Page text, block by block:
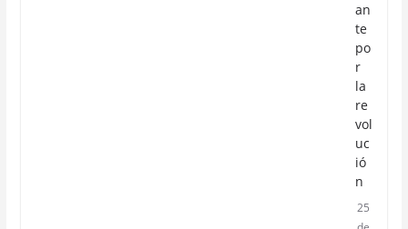
an
te
po
r
la
re
vol
uc
ió
n
25